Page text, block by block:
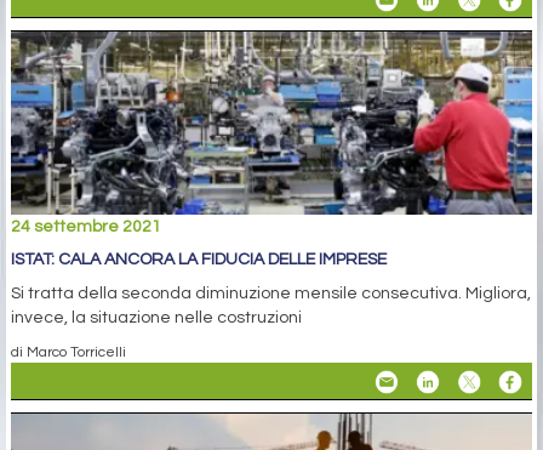
24 settembre 2021
ISTAT: CALA ANCORA LA FIDUCIA DELLE IMPRESE
Si tratta della seconda diminuzione mensile consecutiva. Migliora,
invece, la situazione nelle costruzioni
di Marco Torricelli